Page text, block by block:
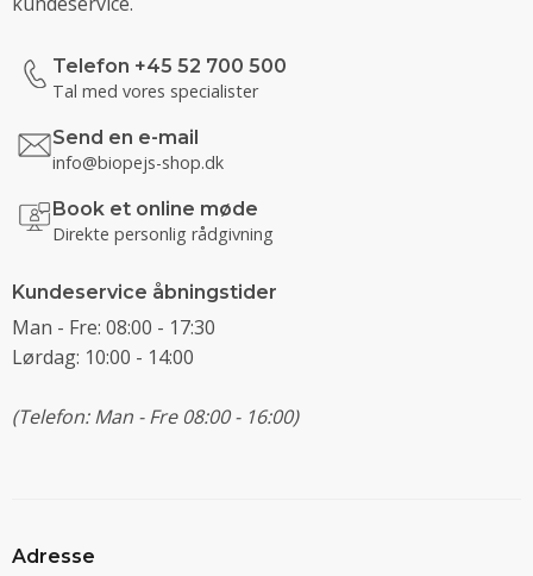
Telefon +45 52 700 500
Tal med vores specialister
Send en e-mail
info@biopejs-shop.dk
Book et online møde
Direkte personlig rådgivning
Kundeservice åbningstider
Man - Fre: 08:00 - 17:30
Lørdag: 10:00 - 14:00
(Telefon: Man - Fre 08:00 - 16:00)
Adresse